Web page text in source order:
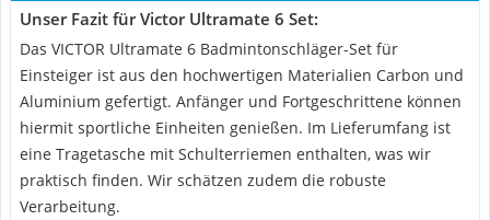
Unser Fazit für Victor Ultramate 6 Set:
Das VICTOR Ultramate 6 Badmintonschläger-Set für
Einsteiger ist aus den hochwertigen Materialien Carbon und
Aluminium gefertigt. Anfänger und Fortgeschrittene können
hiermit sportliche Einheiten genießen. Im Lieferumfang ist
eine Tragetasche mit Schulterriemen enthalten, was wir
praktisch finden. Wir schätzen zudem die robuste
Verarbeitung.